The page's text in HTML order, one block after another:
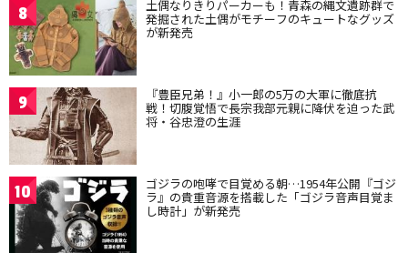
8 土偶なりきりパーカーも！青森の縄文遺跡群で
発掘された土偶がモチーフのキュートなグッズ
が新発売
9 『豊臣兄弟！』小一郎の5万の大軍に徹底抗
戦！切腹覚悟で長宗我部元親に降伏を迫った武
将・谷忠澄の生涯
10 ゴジラの咆哮で目覚める朝…1954年公開『ゴジ
ラ』の貴重音源を搭載した「ゴジラ音声目覚ま
し時計」が新発売